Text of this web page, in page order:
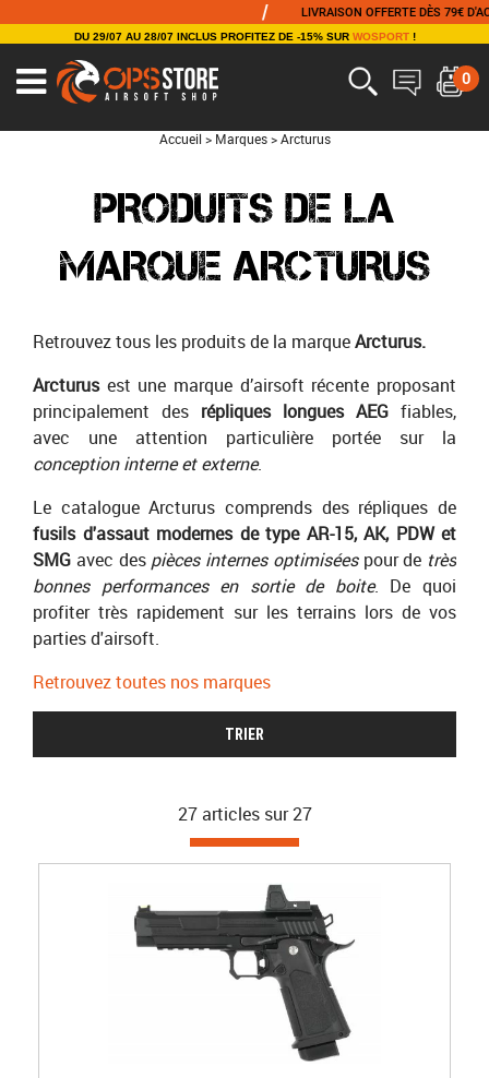
LIVRAISON OFFERTE DÈS 79€ D'ACHAT /
DU 29/07 AU 28/07 INCLUS PROFITEZ DE -15% SUR WOSPORT!
0
Accueil > Marques > Arcturus
PRODUITS DE LA
MARQUE ARCTURUS
Retrouvez tous les produits de la marqueArcturus.
Arcturusest une marque d’airsoft récente proposant
principalement des répliques longues AEG fiables,
avec une attention particulière portée sur la
conception interne et externe.
Le catalogue Arcturus comprends des répliques de
fusils d'assaut modernes de type AR-15, AK, PDW et
SMG avec des pièces internes optimiséespour de très
bonnes performances en sortie de boite. De quoi
profiter très rapidement sur les terrains lors de vos
parties d'airsoft.
Retrouvez toutes nos marques
TRIER
27 articles sur 27